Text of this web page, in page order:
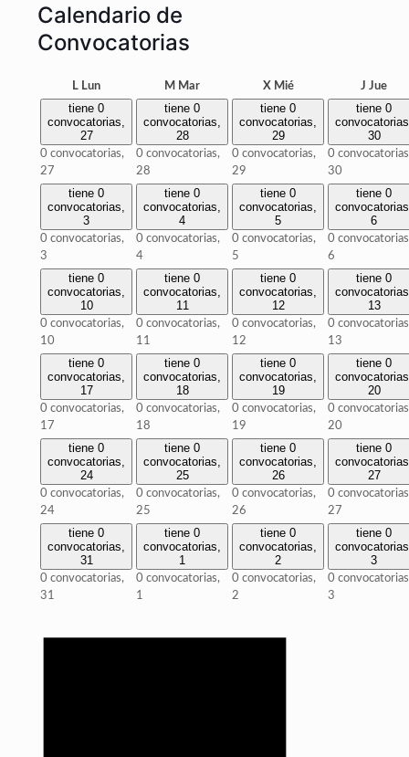
Calendario de
Convocatorias
L Lun M Mar X Mié J Jue
tiene 0
convocatorias,
27
0 convocatorias,
27
tiene 0
convocatorias,
28
0 convocatorias,
28
tiene 0
convocatorias,
29
0 convocatorias,
29
tiene 0
30
0
30
tiene 0
convocatorias,
3
0 convocatorias,
3
tiene 0
convocatorias,
4
0 convocatorias,
4
tiene 0
convocatorias,
5
0 convocatorias,
5
tiene 0
6
0
6
tiene 0
convocatorias,
10
0 convocatorias,
10
tiene 0
convocatorias,
11
0 convocatorias,
11
tiene 0
convocatorias,
12
0 convocatorias,
12
tiene 0
13
0
13
tiene 0
convocatorias,
17
0 convocatorias,
17
tiene 0
convocatorias,
18
0 convocatorias,
18
tiene 0
convocatorias,
19
0 convocatorias,
19
tiene 0
20
0
20
tiene 0
convocatorias,
24
0 convocatorias,
24
tiene 0
convocatorias,
25
0 convocatorias,
25
tiene 0
convocatorias,
26
0 convocatorias,
26
tiene 0
27
0
27
tiene 0
convocatorias,
31
0 convocatorias,
31
tiene 0
convocatorias,
1
0 convocatorias,
1
tiene 0
convocatorias,
2
0 convocatorias,
2
tiene 0
3
0
3